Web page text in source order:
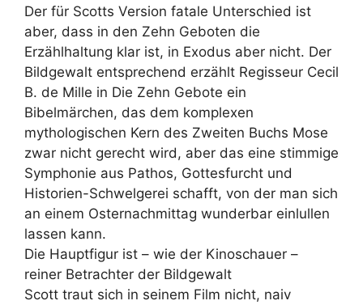
Der für Scotts Version fatale Unterschied ist
aber, dass in den Zehn Geboten die
Erzählhaltung klar ist, in Exodus aber nicht. Der
Bildgewalt entsprechend erzählt Regisseur Cecil
B. de Mille in Die Zehn Gebote ein
Bibelmärchen, das dem komplexen
mythologischen Kern des Zweiten Buchs Mose
zwar nicht gerecht wird, aber das eine stimmige
Symphonie aus Pathos, Gottesfurcht und
Historien-Schwelgerei schafft, von der man sich
an einem Osternachmittag wunderbar einlullen
lassen kann.
Die Hauptfigur ist – wie der Kinoschauer –
reiner Betrachter der Bildgewalt
Scott traut sich in seinem Film nicht, naiv